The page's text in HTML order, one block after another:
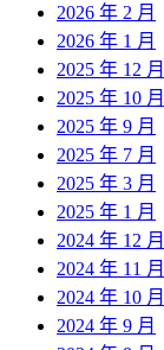
2026 年 2 月
2026 年 1 月
2025 年 12 月
2025 年 10 月
2025 年 9 月
2025 年 7 月
2025 年 3 月
2025 年 1 月
2024 年 12 月
2024 年 11 月
2024 年 10 月
2024 年 9 月